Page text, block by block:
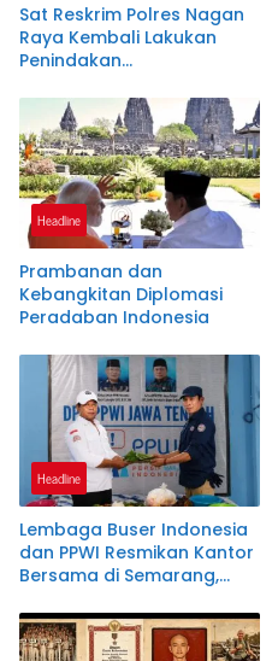
Sat Reskrim Polres Nagan
Raya Kembali Lakukan
Penindakan
Bersubsidi, Tiga Tersangka
Ditahan.
Headline
Prambanan dan
Kebangkitan Diplomasi
Peradaban Indonesia
Headline
Lembaga Buser Indonesia
dan PPWI Resmikan Kantor
Bersama di Semarang,
Kelembagaan dan
Jurnalistik